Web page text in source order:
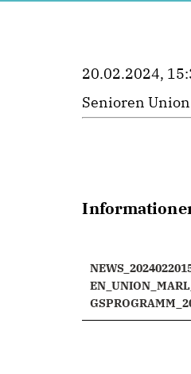
20.02.2024,
Senioren Union